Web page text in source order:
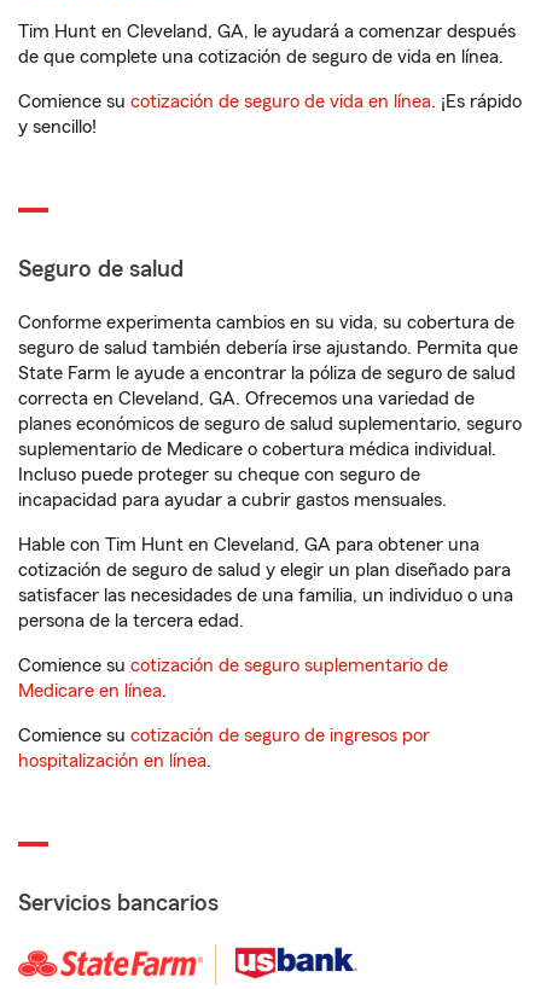
Tim Hunt en Cleveland, GA, le ayudará a comenzar después
de que complete una cotización de seguro de vida en línea.
Comience su cotización de seguro de vida en línea. ¡Es rápido
y sencillo!
Seguro de salud
Conforme experimenta cambios en su vida, su cobertura de
seguro de salud también debería irse ajustando. Permita que
State Farm le ayude a encontrar la póliza de seguro de salud
correcta en Cleveland, GA. Ofrecemos una variedad de
planes económicos de seguro de salud suplementario, seguro
suplementario de Medicare o cobertura médica individual.
Incluso puede proteger su cheque con seguro de
incapacidad para ayudar a cubrir gastos mensuales.
Hable con Tim Hunt en Cleveland, GA para obtener una
cotización de seguro de salud y elegir un plan diseñado para
satisfacer las necesidades de una familia, un individuo o una
persona de la tercera edad.
Comience su cotización de seguro suplementario de
Medicare en línea.
Comience su cotización de seguro de ingresos por
hospitalización en línea.
Servicios bancarios